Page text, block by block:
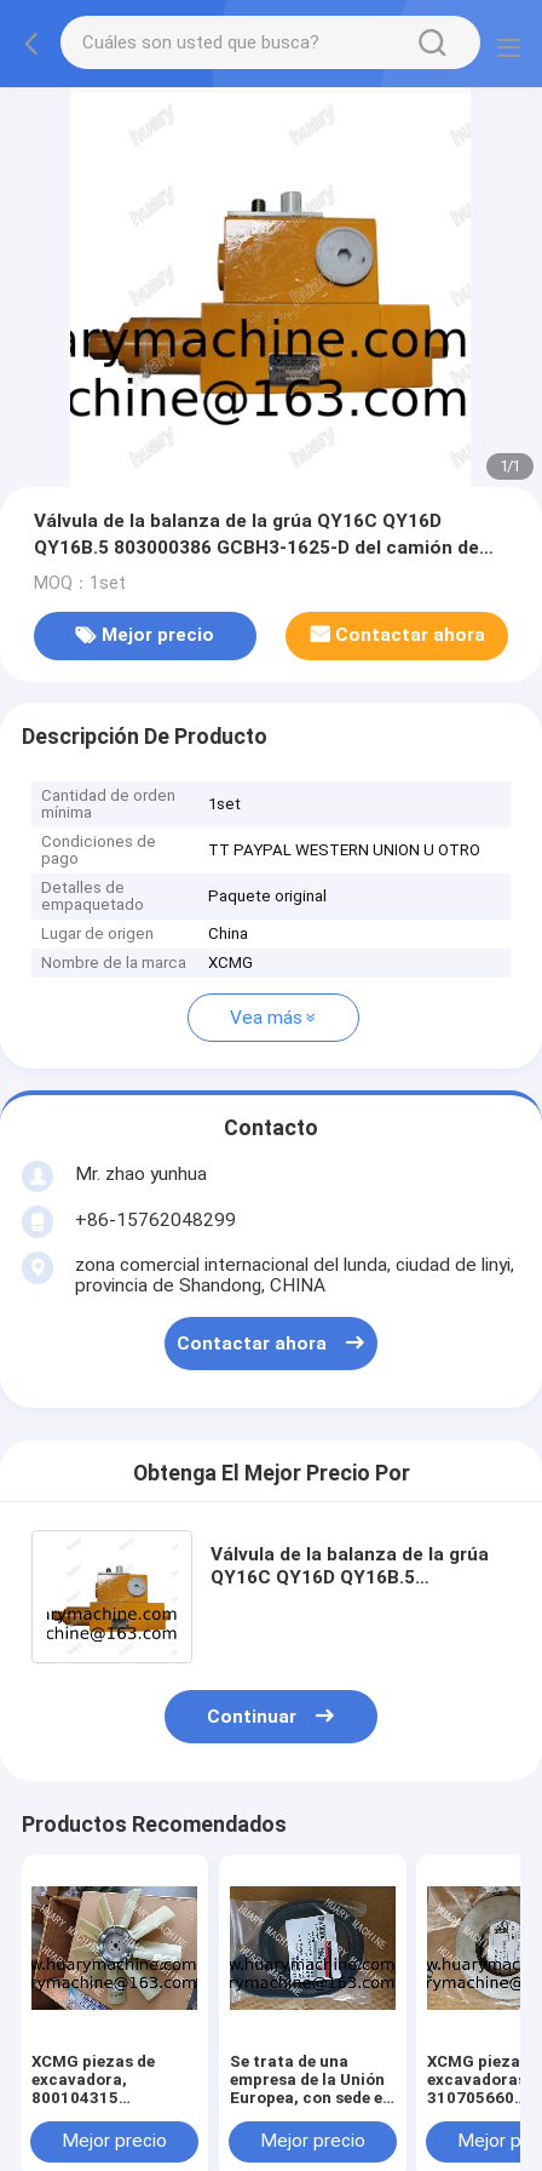
1/1
Válvula de la balanza de la grúa QY16C QY16D
QY16B.5 803000386 GCBH3-1625-D del camión de
XCMG
MOQ：1set
Mejor precio Contactar ahora
Descripción De Producto
Cantidad de orden
mínima
1set
Condiciones de
pago
TT PAYPAL WESTERN UNION U OTRO
Detalles de
empaquetado
Paquete original
Lugar de origen
China
Nombre de la marca
XCMG
Vea más
Contacto
Mr. zhao yunhua
+86-15762048299
zona comercial internacional del lunda, ciudad de linyi,
provincia de Shandong, CHINA
Contactar ahora
Obtenga El Mejor Precio Por
Válvula de la balanza de la grúa
QY16C QY16D QY16B.5
Continuar
Productos Recomendados
XCMG piezas de
excavadora,
800104315
xcmg xe 130 xe 150
Mejor precio
Se trata de una
empresa de la Unión
Europea, con sede en
Mejor precio
XCMG piezas
excavadoras,
310705660
3299000666
329900710
Mejor